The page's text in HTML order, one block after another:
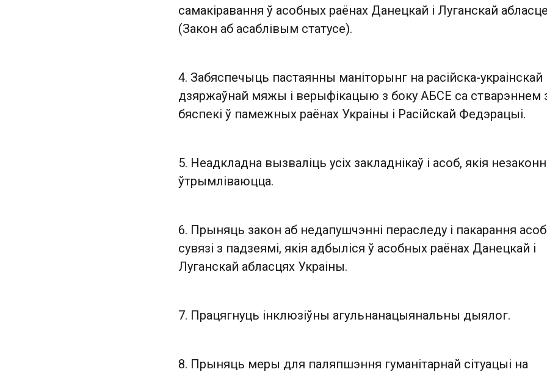
самакіравання ў асобных раёнах Данецкай і Луганскай
(Закон аб асаблівым статусе).
4. Забяспечыць пастаянны маніторынг на расійска-украінскай
дзяржаўнай мяжы і верыфікацыю з боку АБСЕ са стварэннем
бяспекі ў памежных раёнах Украіны і Расійскай Федэрацыі.
5. Неадкладна вызваліць усіх закладнікаў і асоб, якія
ўтрымліваюцца.
6. Прыняць закон аб недапушчэнні пераследу і пакарання
сувязі з падзеямі, якія адбыліся ў асобных раёнах Данецкай і
Луганскай абласцях Украіны.
7. Працягнуць інклюзіўны агульнанацыянальны дыялог.
8. Прыняць меры для паляпшэння гуманітарнай сітуацыі на